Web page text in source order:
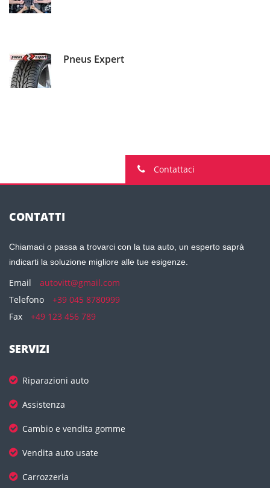
Pneus Expert
Contattaci
CONTATTI
Chiamaci o passa a trovarci con la tua auto, un esperto saprà
indicarti la soluzione migliore alle tue esigenze.
Email
autovitt@gmail.com
Telefono
+39 045 8780999
Fax
+49 123 456 789
SERVIZI
Riparazioni auto
Assistenza
Cambio e vendita gomme
Vendita auto usate
Carrozzeria